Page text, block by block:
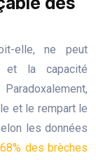
elle, ne peut
et la capacité
et le rempart le
les données
68% des brèches